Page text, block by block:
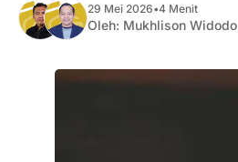
29 Mei 2026•4 Menit
Oleh: Mukhlison Widodo